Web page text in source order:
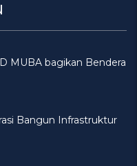
MUBA bagikan Bendera
Bangun Infrastruktur